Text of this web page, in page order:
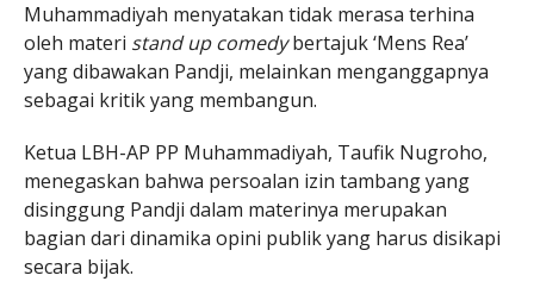
Muhammadiyah menyatakan tidak merasa terhina
oleh materi stand up comedybertajuk ‘Mens Rea’
yang dibawakan Pandji, melainkan menganggapnya
sebagai kritik yang membangun.
Ketua LBH-AP PP Muhammadiyah, Taufik Nugroho,
menegaskan bahwa persoalan izin tambang yang
disinggung Pandji dalam materinya merupakan
bagian dari dinamika opini publik yang harus disikapi
secara bijak.